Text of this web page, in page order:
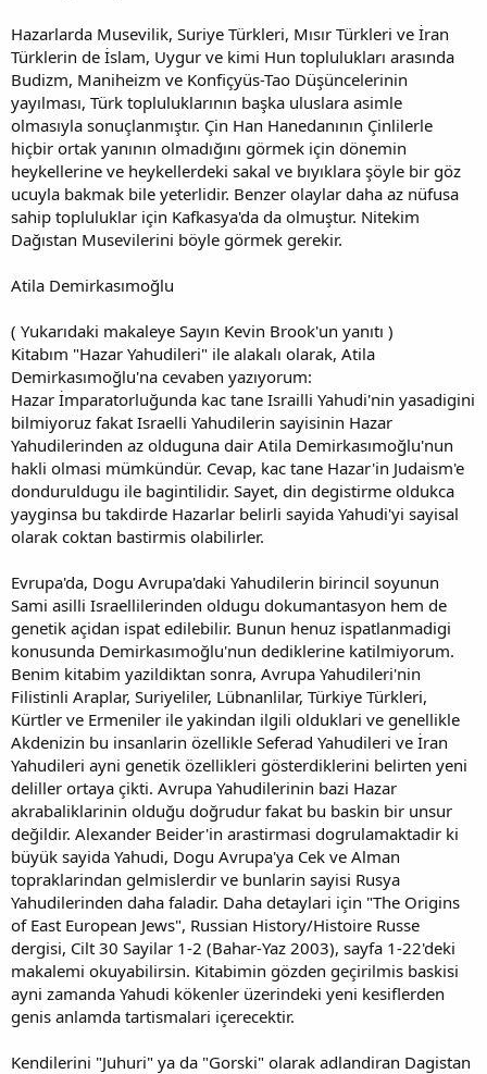
Hazarlarda Musevilik, Suriye Türkleri, Mısır Türkleri ve İran
Türklerin de İslam, Uygur ve kimi Hun toplulukları arasında
Budizm, Maniheizm ve Konfiçyüs-Tao Düşüncelerinin
yayılması, Türk topluluklarının başka uluslara asimle
olmasıyla sonuçlanmıştır. Çin Han Hanedanının Çinlilerle
hiçbir ortak yanının olmadığını görmek için dönemin
heykellerine ve heykellerdeki sakal ve bıyıklara şöyle bir göz
ucuyla bakmak bile yeterlidir. Benzer olaylar daha az nüfusa
sahip topluluklar için Kafkasya'da da olmuştur. Nitekim
Dağıstan Musevilerini böyle görmek gerekir.
Atila Demirkasımoğlu
( Yukarıdaki makaleye Sayın Kevin Brook'un yanıtı )
Kitabım "Hazar Yahudileri" ile alakalı olarak, Atila
Demirkasımoğlu'na cevaben yazıyorum:
Hazar İmparatorluğunda kac tane Israilli Yahudi'nin yasadigini
bilmiyoruz fakat Israelli Yahudilerin sayisinin Hazar
Yahudilerinden az olduguna dair Atila Demirkasımoğlu'nun
hakli olmasi mümkündür. Cevap, kac tane Hazar'in Judaism'e
donduruldugu ile bagintilidir. Sayet, din degistirme oldukca
yayginsa bu takdirde Hazarlar belirli sayida Yahudi'yi sayisal
olarak coktan bastirmis olabilirler.
Evrupa'da, Dogu Avrupa'daki Yahudilerin birincil soyunun
Sami asilli Israellilerinden oldugu dokumantasyon hem de
genetik açidan ispat edilebilir. Bunun henuz ispatlanmadigi
konusunda Demirkasımoğlu'nun dediklerine katilmiyorum.
Benim kitabim yazildiktan sonra, Avrupa Yahudileri'nin
Filistinli Araplar, Suriyeliler, Lübnanlilar, Türkiye Türkleri,
Kürtler ve Ermeniler ile yakindan ilgili olduklari ve genellikle
Akdenizin bu insanlarin özellikle Seferad Yahudileri ve İran
Yahudileri ayni genetik özellikleri gösterdiklerini belirten yeni
deliller ortaya çikti. Avrupa Yahudilerinin bazi Hazar
akrabaliklarinin olduğu doğrudur fakat bu baskin bir unsur
değildir. Alexander Beider'in arastirmasi dogrulamaktadir ki
büyük sayida Yahudi, Dogu Avrupa'ya Cek ve Alman
topraklarindan gelmislerdir ve bunlarin sayisi Rusya
Yahudilerinden daha faladir. Daha detaylari için "The Origins
of East European Jews", Russian History/Histoire Russe
dergisi, Cilt 30 Sayilar 1-2 (Bahar-Yaz 2003), sayfa 1-22'deki
makalemi okuyabilirsin. Kitabimin gözden geçirilmis baskisi
ayni zamanda Yahudi kökenler üzerindeki yeni kesiflerden
genis anlamda tartismalari içerecektir.
Kendilerini "Juhuri" ya da "Gorski" olarak adlandiran Dagistan